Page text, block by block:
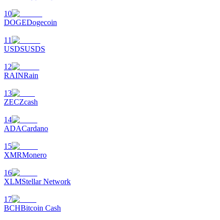
10
DOGEDogecoin
11
USDSUSDS
12
RAINRain
13
ZECZcash
14
ADACardano
15
XMRMonero
16
XLMStellar Network
17
BCHBitcoin Cash